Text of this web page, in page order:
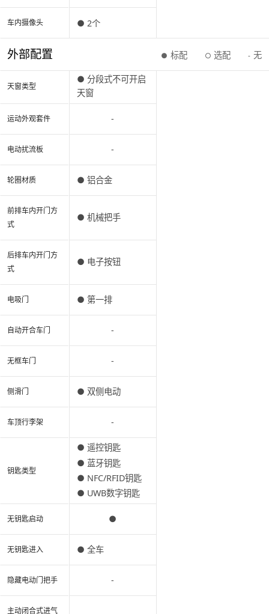
车内摄像头
外部配置 ● 标配 ○ 选配 - 无
天窗类型
运动外观套件
电动扰流板
轮圈材质
前排车内开门方
式
后排车内开门方
式
电吸门
自动开合车门
无框车门
侧滑门
车顶行李架
钥匙类型
无钥匙启动
无钥匙进入
隐藏电动门把手
主动闭合式进气
● 2个
● 分段式不可开启
天窗
-
-
● 铝合金
● 机械把手
● 电子按钮
● 第一排
-
-
● 双侧电动
-
● 遥控钥匙
● 蓝牙钥匙
● NFC/RFID钥匙
● UWB数字钥匙
●
● 全车
-